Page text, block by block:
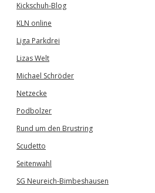
Kickschuh-Blog
KLN online
Liga Parkdrei
Lizas Welt
Michael Schröder
Netzecke
Podbolzer
Rund um den Brustring
Scudetto
Seitenwahl
SG Neureich-Bimbeshausen